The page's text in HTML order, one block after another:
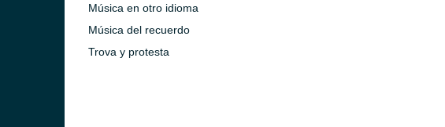
Música en otro idioma
Música del recuerdo
Trova y protesta